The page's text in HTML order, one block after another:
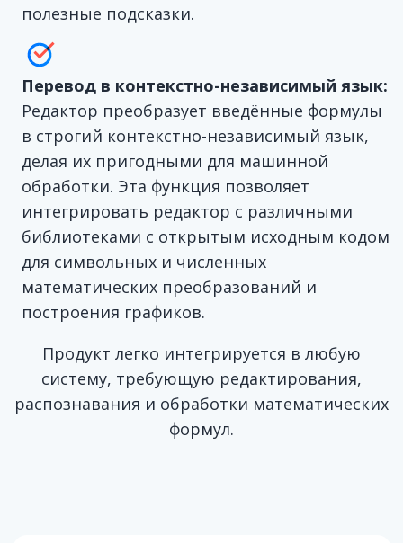
полезные подсказки.
Перевод в контекстно-независимый язык:
Редактор преобразует введённые формулы
в строгий контекстно-независимый язык,
делая их пригодными для машинной
обработки. Эта функция позволяет
интегрировать редактор с различными
библиотеками с открытым исходным кодом
для символьных и численных
математических преобразований и
построения графиков.
Продукт легко интегрируется в любую
систему, требующую редактирования,
распознавания и обработки математических
формул.